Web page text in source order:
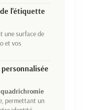
l'étiquette
une surface de
et vos
quadrichromie
permettant un